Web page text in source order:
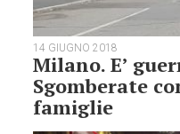
14 GIUGNO 2018
Milano. E’
Sgomberate
famiglie